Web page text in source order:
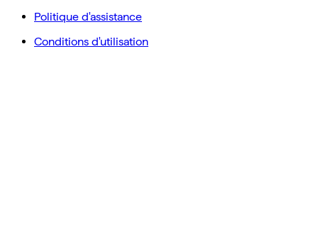
Politique d'assistance
Conditions d'utilisation